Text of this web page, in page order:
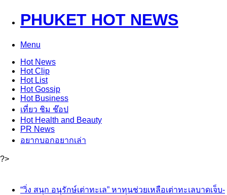
PHUKET HOT NEWS
Menu
HotNews
HotClip
HotList
HotGossip
HotBusiness
เที่ยว ชิม ช๊อป
HotHealth and Beauty
PR News
อยากบอกอยากเล่า
?>
“วิ่ง สนุก อนุรักษ์เต่าทะเล” หาทุนช่วยเหลือเต่าทะเลบาดเจ็บ-